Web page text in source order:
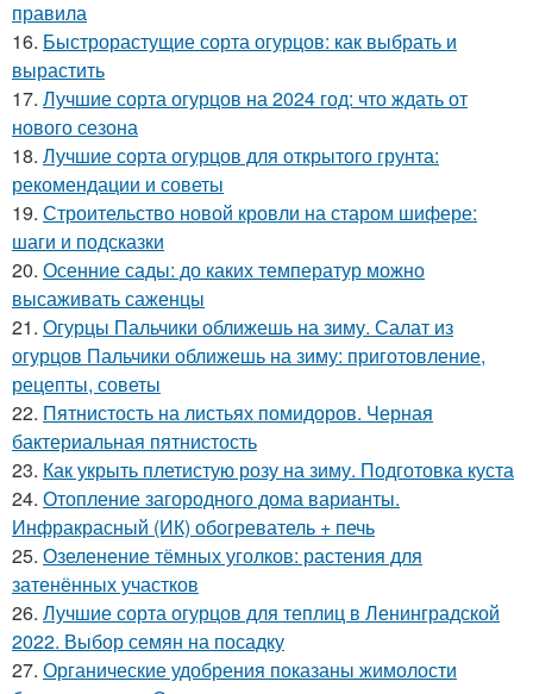
правила
16. Быстрорастущие сорта огурцов: как выбрать и
вырастить
17. Лучшие сорта огурцов на 2024 год: что ждать от
нового сезона
18. Лучшие сорта огурцов для открытого грунта:
рекомендации и советы
19. Строительство новой кровли на старом шифере:
шаги и подсказки
20. Осенние сады: до каких температур можно
высаживать саженцы
21. Огурцы Пальчики оближешь на зиму. Салат из
огурцов Пальчики оближешь на зиму: приготовление,
рецепты, советы
22. Пятнистость на листьях помидоров. Черная
бактериальная пятнистость
23. Как укрыть плетистую розу на зиму. Подготовка куста
24. Отопление загородного дома варианты.
Инфракрасный (ИК) обогреватель + печь
25. Озеленение тёмных уголков: растения для
затенённых участков
26. Лучшие сорта огурцов для теплиц в Ленинградской
2022. Выбор семян на посадку
27. Органические удобрения показаны жимолости